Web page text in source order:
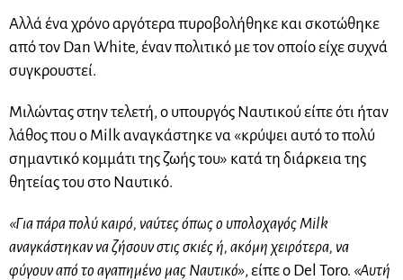
Αλλά ένα χρόνο αργότερα πυροβολήθηκε και σκοτώθηκε
από τον Dan White, έναν πολιτικό με τον οποίο είχε συχνά
συγκρουστεί.
Μιλώντας στην τελετή, ο υπουργός Ναυτικού είπε ότι ήταν
λάθος που ο Milk αναγκάστηκε να «κρύψει αυτό το πολύ
σημαντικό κομμάτι της ζωής του» κατά τη διάρκεια της
θητείας του στο Ναυτικό.
«Για πάρα πολύ καιρό, ναύτες όπως ο υπολοχαγός Milk
αναγκάστηκαν να ζήσουν στις σκιές ή, ακόμη χειρότερα, να
φύγουν από το αγαπημένο μας Ναυτικό», είπε ο Del Toro. «Αυτή